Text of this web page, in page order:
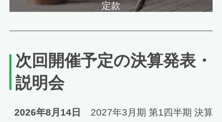
定款
次回開催予定の決算発表・
説明会
2026年8月14日 2027年3月期 第1四半期 決算